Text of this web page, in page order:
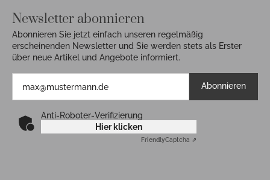
Newsletter abonnieren
Abonnieren Sie jetzt einfach unseren regelmäßig
erscheinenden Newsletter und Sie werden stets als Erster
über neue Artikel und Angebote informiert.
Abonnieren
Anti-Roboter-Verifizierung
Hier klicken
FriendlyCaptcha ⇗